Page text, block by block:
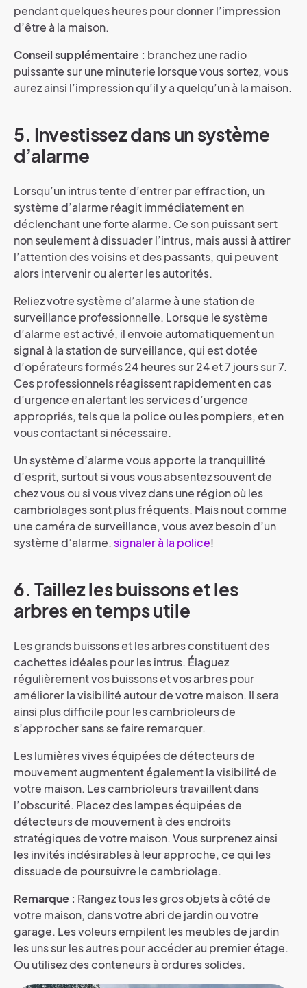
pendant quelques heures pour donner l’impression
d’être à la maison.
Conseil supplémentaire : branchez une radio
puissante sur une minuterie lorsque vous sortez, vous
aurez ainsi l’impression qu’il y a quelqu’un à la maison.
5. Investissez dans un système
d’alarme
Lorsqu’un intrus tente d’entrer par effraction, un
système d’alarme réagit immédiatement en
déclenchant une forte alarme. Ce son puissant sert
non seulement à dissuader l’intrus, mais aussi à attirer
l’attention des voisins et des passants, qui peuvent
alors intervenir ou alerter les autorités.
Reliez votre système d’alarme à une station de
surveillance professionnelle. Lorsque le système
d’alarme est activé, il envoie automatiquement un
signal à la station de surveillance, qui est dotée
d’opérateurs formés 24 heures sur 24 et 7 jours sur 7.
Ces professionnels réagissent rapidement en cas
d’urgence en alertant les services d’urgence
appropriés, tels que la police ou les pompiers, et en
vous contactant si nécessaire.
Un système d’alarme vous apporte la tranquillité
d’esprit, surtout si vous vous absentez souvent de
chez vous ou si vous vivez dans une région où les
cambriolages sont plus fréquents. Mais nout comme
une caméra de surveillance, vous avez besoin d’un
système d’alarme.signaler à la police!
6. Taillez les buissons et les
arbres en temps utile
Les grands buissons et les arbres constituent des
cachettes idéales pour les intrus. Élaguez
régulièrement vos buissons et vos arbres pour
améliorer la visibilité autour de votre maison. Il sera
ainsi plus difficile pour les cambrioleurs de
s’approcher sans se faire remarquer.
Les lumières vives équipées de détecteurs de
mouvement augmentent également la visibilité de
votre maison. Les cambrioleurs travaillent dans
l’obscurité. Placez des lampes équipées de
détecteurs de mouvement à des endroits
stratégiques de votre maison. Vous surprenez ainsi
les invités indésirables à leur approche, ce qui les
dissuade de poursuivre le cambriolage.
Remarque : Rangez tous les gros objets à côté de
votre maison, dans votre abri de jardin ou votre
garage. Les voleurs empilent les meubles de jardin
les uns sur les autres pour accéder au premier étage.
Ou utilisez des conteneurs à ordures solides.